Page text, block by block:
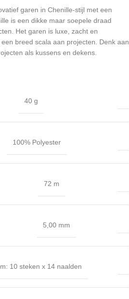
garen in Chenille-stijl met een
is een dikke maar soepele draad
Het garen is luxe, zacht en
breed scala aan projecten. Denk aan
als kussens en dekens.
40 g
100% Polyester
72 m
5,00 mm
10 steken x 14 naalden